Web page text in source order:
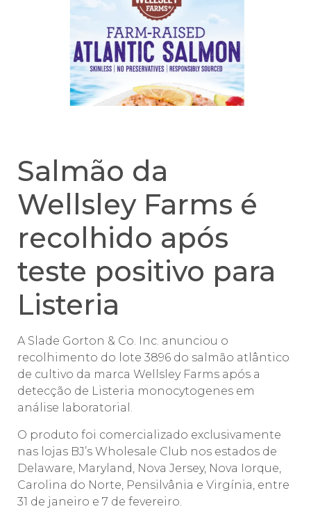
Salmão da
Wellsley Farms é
recolhido após
teste positivo para
Listeria
A Slade Gorton & Co. Inc. anunciou o
recolhimento do lote 3896 do salmão atlântico
de cultivo da marca Wellsley Farms após a
detecção de Listeria monocytogenes em
análise laboratorial.
O produto foi comercializado exclusivamente
nas lojas BJ’s Wholesale Club nos estados de
Delaware, Maryland, Nova Jersey, Nova Iorque,
Carolina do Norte, Pensilvânia e Virgínia, entre
31 de janeiro e 7 de fevereiro.